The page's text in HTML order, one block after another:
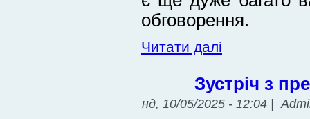
обговорення.
Читати далі
Зустріч з
нд, 10/05/2025 - 12:04 |